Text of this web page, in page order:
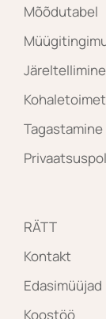
Mõõdutabel
Järeltellimine
Tagastamine
RÄTT
Kontakt
Edasimüüjad
Koostöö